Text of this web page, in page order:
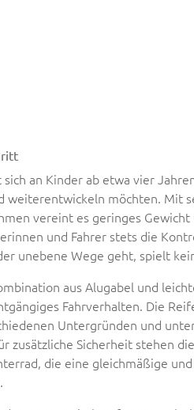
sich an Kinder ab etwa vier
weiterentwickeln möchten. Mit
vereint es geringes Gewicht
und Fahrer stets die
unebene Wege geht, spielt
aus Alugabel und
Fahrverhalten. Die
Untergründen und
zusätzliche Sicherheit stehen
die eine gleichmäßige